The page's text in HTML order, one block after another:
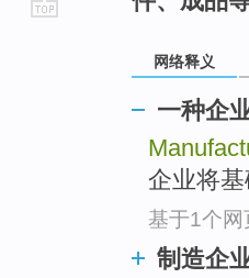
网络释义
一种企
企业将
基于1个网
制造企